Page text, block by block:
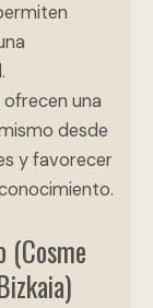
ofrecen una
desde
y favorecer
(Cosme